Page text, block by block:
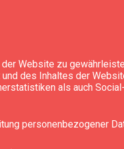
Website zu
des Inhaltes der
als auch
personenbezogener
Taizel's"